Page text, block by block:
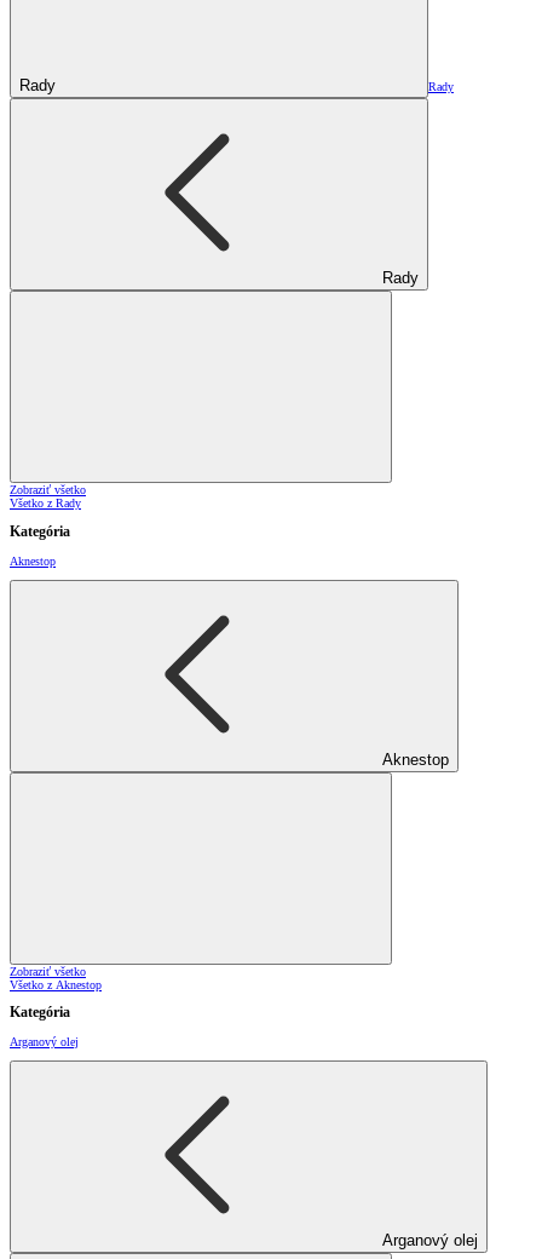
Rady Rady
Rady
Zobraziť všetko
Všetko z Rady
Kategória
Aknestop
Aknestop
Zobraziť všetko
Všetko z Aknestop
Kategória
Arganový olej
Arganový olej